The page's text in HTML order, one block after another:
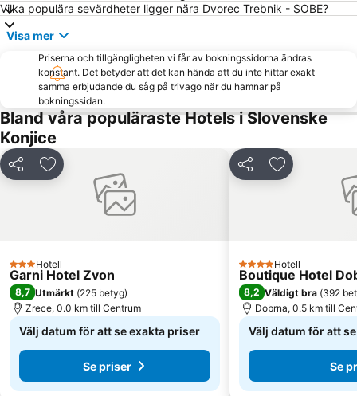
Vilka populära sevärdheter ligger nära Dvorec Trebnik - SOBE?
Visa mer
Priserna och tillgängligheten vi får av bokningssidorna ändras
konstant. Det betyder att det kan hända att du inte hittar exakt
samma erbjudande du såg på trivago när du hamnar på
bokningssidan.
Bland våra populäraste Hotels i Slovenske
Konjice
Dela Lägg till i Mina Favoriter
3 Stjärnor
Hotell
Garni Hotel Zvon
8,7 Utmärkt (225 betyg)
Zrece, 0.0 km till Centrum
Välj datum för att se exakta priser
Se priser
Dela Lägg till i
4 Stjärnor
Hotell
Boutique Hotel
8,2 Väldigt bra (392
Dobrna, 0.5 km till
Välj datum för att
Se